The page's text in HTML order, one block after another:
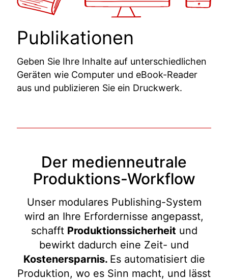
Publi­kationen
Geben Sie Ihre Inhalte auf unterschiedlichen
Geräten wie Computer und eBook-Reader
aus und publizieren Sie ein Druckwerk.
Der medienneutrale
Produktions-Workflow
Unser modulares Publishing-System
wird an Ihre Erfordernisse angepasst,
schafft Produktionssicherheit und
bewirkt dadurch eine Zeit- und
Kostenersparnis. Es automatisiert die
Produktion, wo es Sinn macht, und lässt